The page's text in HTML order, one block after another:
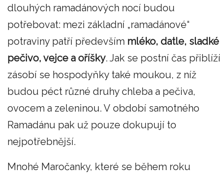
dlouhých ramadánových nocí budou
potřebovat: mezi základní „ramadánové“
potraviny patří především mléko, datle, sladké
pečivo, vejce a oříšky. Jak se postní čas
zásobí se hospodyňky také moukou, z níž
budou péct různé druhy chleba a pečiva,
ovocem a zeleninou. V období samotného
Ramadánu pak už pouze dokupují to
nejpotřebnější.
Mnohé Maročanky, které se během roku